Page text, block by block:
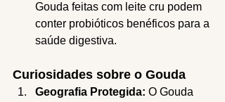
Gouda feitas com leite cru podem
conter probióticos benéficos para a
saúde digestiva.
Curiosidades sobre o Gouda
Geografia Protegida: O Gouda